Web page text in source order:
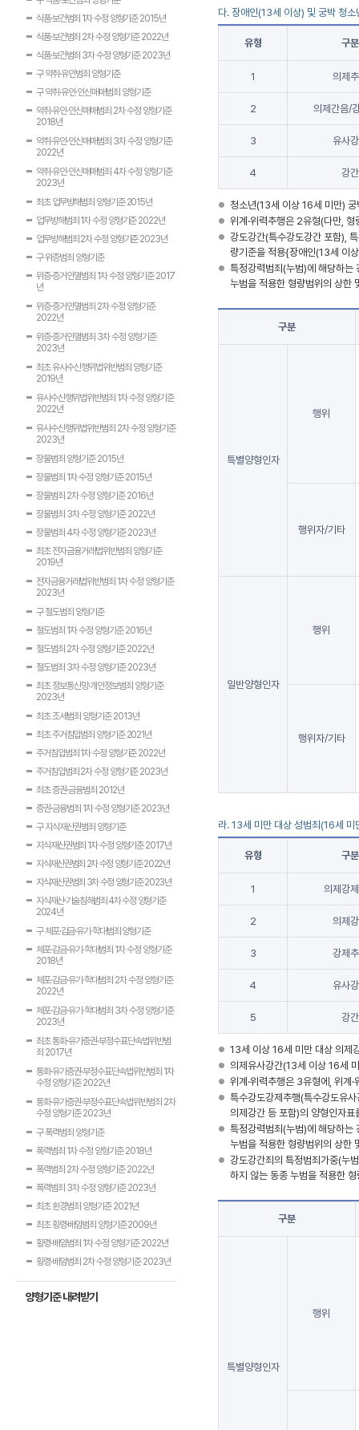
식품·보건범죄 1차 수정 양형기준 2015년
식품·보건범죄 2차 수정 양형기준 2022년
식품·보건범죄 3차 수정 양형기준 2023년
구 약취·유인범죄 양형기준
구 약취·유인·인신매매범죄 양형기준
약취·유인·인신매매범죄 2차 수정 양형기준
2018년
약취·유인·인신매매범죄 3차 수정 양형기준
2022년
약취·유인·인신매매범죄 4차 수정 양형기준
2023년
최초 업무방해범죄 양형기준 2015년
업무방해범죄 1차 수정 양형기준 2022년
업무방해범죄 2차 수정 양형기준 2023년
구 위증범죄 양형기준
위증·증거인멸범죄 1차 수정 양형기준 2017
년
위증·증거인멸범죄 2차 수정 양형기준
2022년
위증·증거인멸범죄 3차 수정 양형기준
2023년
최초 유사수신행위법위반범죄 양형기준
2019년
유사수신행위법위반범죄 1차 수정 양형기준
2022년
유사수신행위법위반범죄 2차 수정 양형기준
2023년
장물범죄 양형기준 2015년
장물범죄 1차 수정 양형기준 2015년
장물범죄 2차 수정 양형기준 2016년
장물범죄 3차 수정 양형기준 2022년
장물범죄 4차 수정 양형기준 2023년
최초 전자금융거래법위반범죄 양형기준
2019년
전자금융거래법위반범죄 1차 수정 양형기준
2023년
구 절도범죄 양형기준
절도범죄 1차 수정 양형기준 2016년
절도범죄 2차 수정 양형기준 2022년
절도범죄 3차 수정 양형기준 2023년
최초 정보통신망·개인정보범죄 양형기준
2023년
최초 조세범죄 양형기준 2013년
최초 주거침입범죄 양형기준 2021년
주거침입범죄 1차 수정 양형기준 2022년
주거침입범죄 2차 수정 양형기준 2023년
최초 증권·금융범죄 2012년
증권·금융범죄 1차 수정 양형기준 2023년
구 지식재산권범죄 양형기준
지식재산권범죄 1차 수정 양형기준 2017년
지식재산권범죄 2차 수정 양형기준 2022년
지식재산권범죄 3차 수정 양형기준 2023년
지식재산·기술침해범죄 4차 수정 양형기준
2024년
구 체포·감금·유기·학대범죄 양형기준
체포·감금·유기·학대범죄 1차 수정 양형기준
2018년
체포·감금·유기·학대범죄 2차 수정 양형기준
2022년
체포·감금·유기·학대범죄 3차 수정 양형기준
2023년
최초 통화·유가증권·부정수표단속법위반범
죄 2017년
통화·유가증권·부정수표단속법위반범죄 1차
수정 양형기준 2022년
통화·유가증권·부정수표단속법위반범죄 2차
수정 양형기준 2023년
구 폭력범죄 양형기준
폭력범죄 1차 수정 양형기준 2018년
폭력범죄 2차 수정 양형기준 2022년
폭력범죄 3차 수정 양형기준 2023년
최초 환경범죄 양형기준 2021년
최초 횡령·배임범죄 양형기준 2009년
횡령·배임범죄 1차 수정 양형기준 2022년
횡령·배임범죄 2차 수정 양형기준 2023년
양형기준 내려받기
다. 장애인(13세 이상) 및 궁박 청소
유형 구분
1 의제
2 의제간음/
3 유사
4 강간
청소년(13세 이상 16세 미만)
위계·위력추행은 2유형(다만,
강도강간(특수강도강간 포함),
량기준을 적용{장애인(13세 이
특정강력범죄(누범)에 해당하는
누범을 적용한 형량범위의 상한
구분
특별양형인자
행위
행위자/기타
일반양형인자
행위
행위자/기타
라. 13세 미만 대상 성범죄(16세 미
유형 구분
1 의제강
2 의제
3 강제
4 유사
5 강간
13세 이상 16세 미만 대상 의제
의제유사강간(13세 이상 16세
위계·위력추행은 3유형에, 위계
특수강도강제추행(특수강도유
의제강간 등 포함)의 양형인자표
특정강력범죄(누범)에 해당하는
누범을 적용한 형량범위의 상한
강도강간죄의 특정범죄가중(누
하지 않는 동종 누범을 적용한
구분
특별양형인자
행위